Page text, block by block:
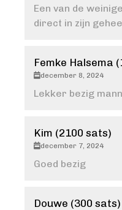
Een van de
direct in zijn
Femke Halsema
december 8, 2024
Lekker bezig
Kim (2100 sats)
december 7, 2024
Goed bezig
Douwe (300 sats)